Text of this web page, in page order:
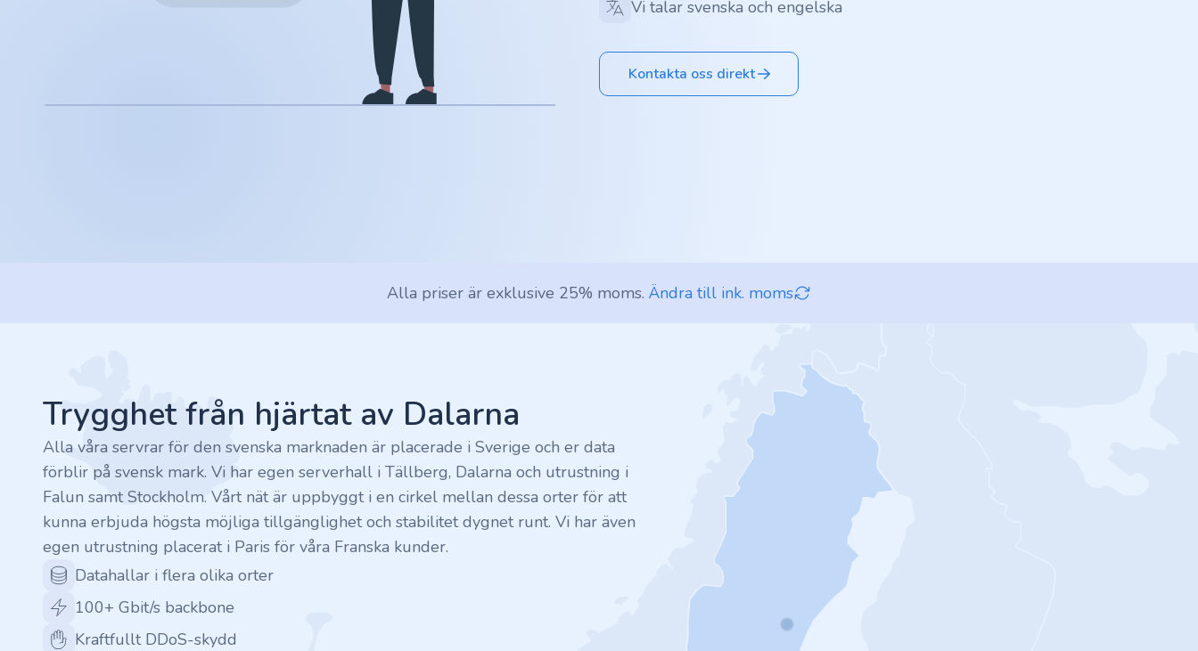
.ua
.ch
.ink
.email
.bz
.uk
Vi talar svenska och engelska
Kontakta oss direkt
Alla priser är exklusive 25% moms. Ändra till ink. moms
Trygghet från hjärtat av Dalarna
Alla våra servrar för den svenska marknaden är placerade i Sverige och er data
förblir på svensk mark. Vi har egen serverhall i Tällberg, Dalarna och utrustning i
Falun samt Stockholm. Vårt nät är uppbyggt i en cirkel mellan dessa orter för att
kunna erbjuda högsta möjliga tillgänglighet och stabilitet dygnet runt. Vi har även
egen utrustning placerat i Paris för våra Franska kunder.
Datahallar i flera olika orter
100+ Gbit/s backbone
Kraftfullt DDoS-skydd